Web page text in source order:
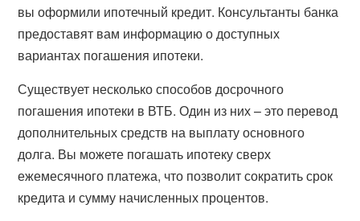
вы оформили ипотечный кредит. Консультанты банка
предоставят вам информацию о доступных
вариантах погашения ипотеки.
Существует несколько способов досрочного
погашения ипотеки в ВТБ. Один из них – это перевод
дополнительных средств на выплату основного
долга. Вы можете погашать ипотеку сверх
ежемесячного платежа, что позволит сократить срок
кредита и сумму начисленных процентов.